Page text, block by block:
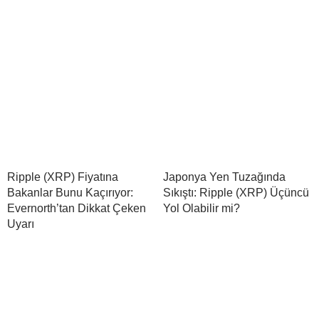
Ripple (XRP) Fiyatına
Bakanlar Bunu Kaçırıyor:
Evernorth’tan Dikkat Çeken
Uyarı
Japonya Yen Tuzağında
Sıkıştı: Ripple (XRP) Üçüncü
Yol Olabilir mi?